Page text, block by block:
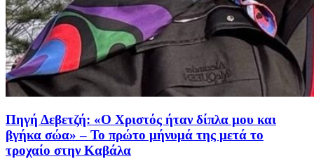
Πηγή Δεβετζή: «Ο Χριστός ήταν δίπλα μου και
βγήκα σώα» – Το πρώτο μήνυμά της μετά το
τροχαίο στην Καβάλα